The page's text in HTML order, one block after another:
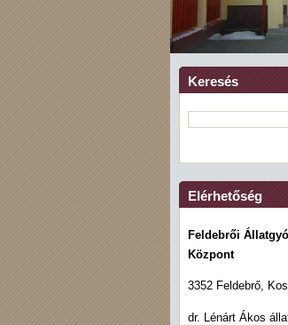
Keresés
Elérhetőség
Feldebrői
Központ
3352 Feldebrő,
dr. Lénárt Ákos